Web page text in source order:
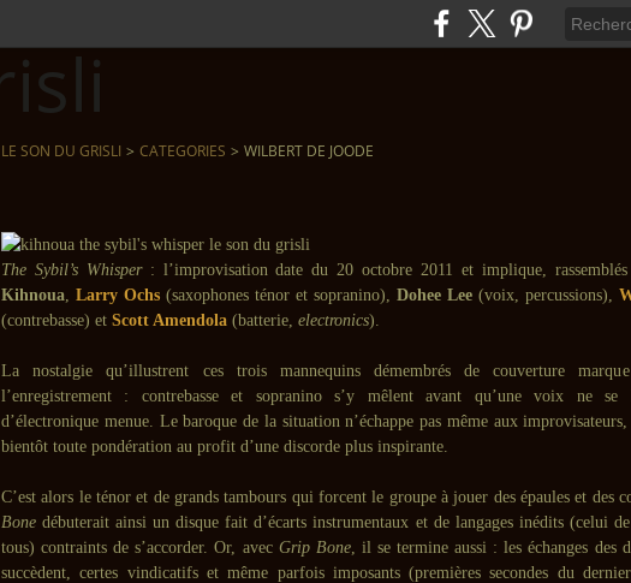
LE SON DU GRISLI > CATEGORIES > WILBERT DE JOODE
The Sybil’s Whisper: l’improvisation date du 20 octobre 2011 et implique,
Kihnoua, Larry Ochs (saxophones ténor et sopranino), Dohee Lee (voix, percussions),
(contrebasse) et Scott Amendola (batterie, electronics).
La nostalgie qu’illustrent ces trois mannequins démembrés de couverture
l’enregistrement : contrebasse et sopranino s’y mêlent avant qu’une voix ne se
d’électronique menue. Le baroque de la situation n’échappe pas même aux
bientôt toute pondération au profit d’une discorde plus inspirante.
C’est alors le ténor et de grands tambours qui forcent le groupe à jouer des épaules et des
Bone débuterait ainsi un disque fait d’écarts instrumentaux et de langages inédits (celui de
tous) contraints de s’accorder. Or, avec Grip Bone, il se termine aussi : les échanges des
succèdent, certes vindicatifs et même parfois imposants (premières secondes du